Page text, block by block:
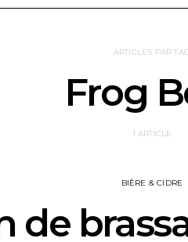
ARTICLES PAR
Frog
1 ARTICLE
BIÈRE & CIDRE
de